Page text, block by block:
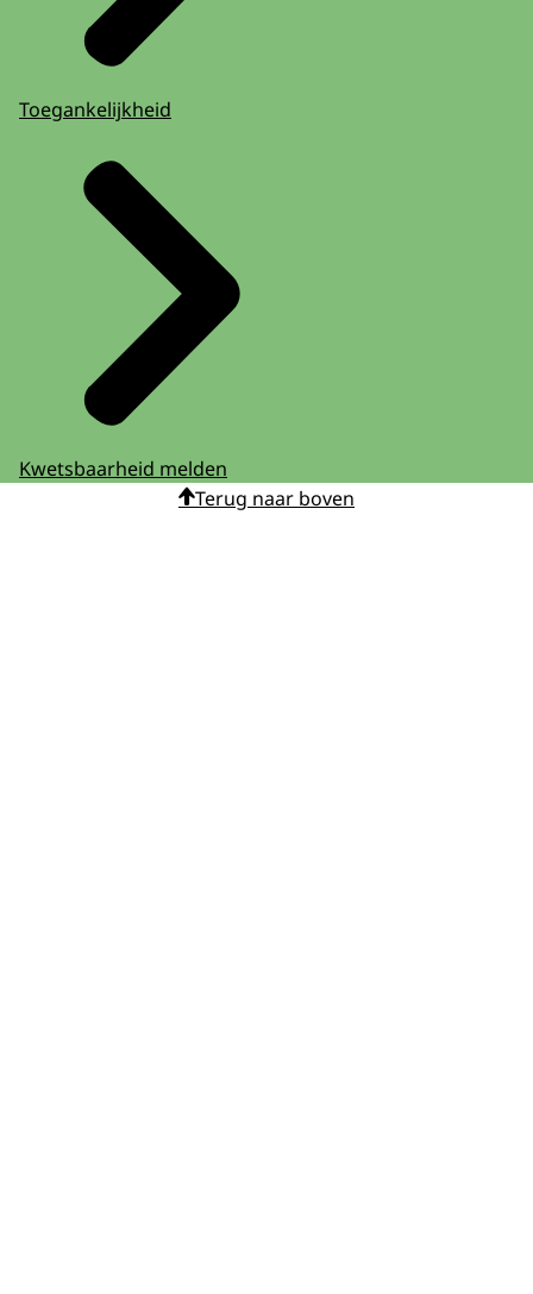
Toegankelijkheid
Kwetsbaarheid melden
Terug naar boven